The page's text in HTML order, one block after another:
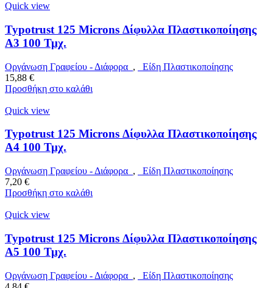
Quick view
Typotrust 125 Microns Δίφυλλα Πλαστικοποίησης
Α3 100 Τμχ.
Οργάνωση Γραφείου - Διάφορα ,
Είδη Πλαστικοποίησης
15,88 €
Προσθήκη στο καλάθι
Quick view
Typotrust 125 Microns Δίφυλλα Πλαστικοποίησης
Α4 100 Τμχ.
Οργάνωση Γραφείου - Διάφορα ,
Είδη Πλαστικοποίησης
7,20 €
Προσθήκη στο καλάθι
Quick view
Typotrust 125 Microns Δίφυλλα Πλαστικοποίησης
Α5 100 Τμχ.
Οργάνωση Γραφείου - Διάφορα ,
Είδη Πλαστικοποίησης